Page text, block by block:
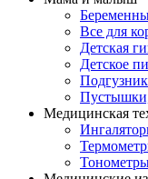
Все для
Детская
Детское
Медицинская